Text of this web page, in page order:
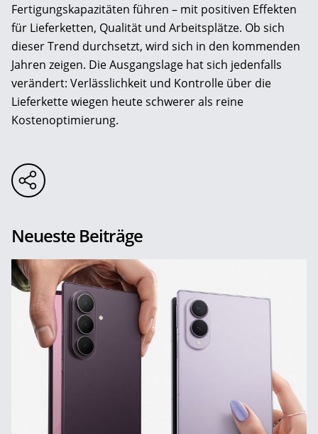
Fertigungskapazitäten führen – mit positiven Effekten
für Lieferketten, Qualität und Arbeitsplätze. Ob sich
dieser Trend durchsetzt, wird sich in den kommenden
Jahren zeigen. Die Ausgangslage hat sich jedenfalls
verändert: Verlässlichkeit und Kontrolle über die
Lieferkette wiegen heute schwerer als reine
Kostenoptimierung.
Neueste Beiträge